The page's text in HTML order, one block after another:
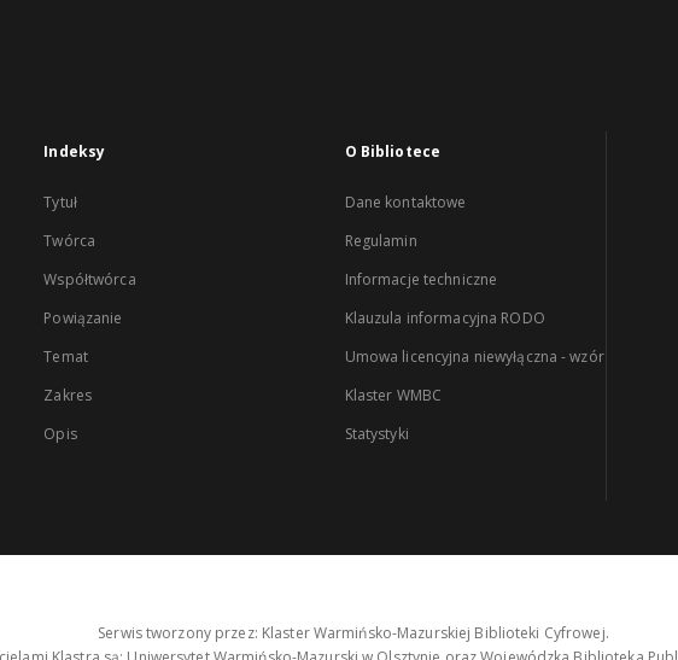
Indeksy
Tytuł
Twórca
Współtwórca
Powiązanie
Temat
Zakres
Opis
O Bibliotece
Dane kontaktowe
Regulamin
Informacje techniczne
Klauzula informacyjna RODO
Umowa licencyjna niewyłączna - wzór
Klaster WMBC
Statystyki
Serwis tworzony przez: Klaster Warmińsko-Mazurskiej Biblioteki Cyfrowej.